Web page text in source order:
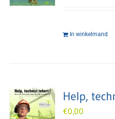
In winkelmand
Help,
€0,00